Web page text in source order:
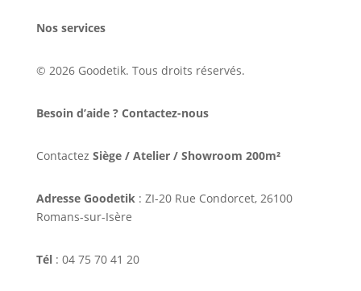
Nos services
© 2026 Goodetik. Tous droits réservés.
Besoin d’aide ? Contactez-nous
Contactez Siège / Atelier / Showroom 200m²
Adresse Goodetik: ZI-20 Rue Condorcet, 26100
Romans-sur-Isère
Tél: 04 75 70 41 20